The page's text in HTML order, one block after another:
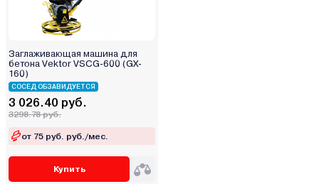
Заглаживающая машина для
бетона Vektor VSCG-600 (GX-
160)
СОСЕД ОБЗАВИДУЕТСЯ
3 026.40 руб.
3298.78 руб.
от 75 руб. руб./мес.
Купить